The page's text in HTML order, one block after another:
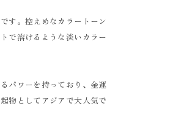
す。控えめなカラートーン
で溶けるような淡いカラー
パワーを持っており、金運
物としてアジアで大人気で